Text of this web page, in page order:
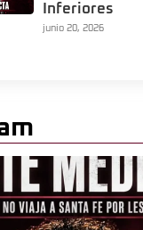
Inferiores
junio 20, 2026